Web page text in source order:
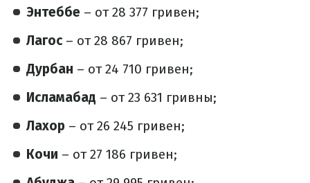
Энтеббе – от 28 377 гривен;
Лагос – от 28 867 гривен;
Дурбан – от 24 710 гривен;
Исламабад – от 23 631 гривны;
Лахор – от 26 245 гривен;
Кочи – от 27 186 гривен;